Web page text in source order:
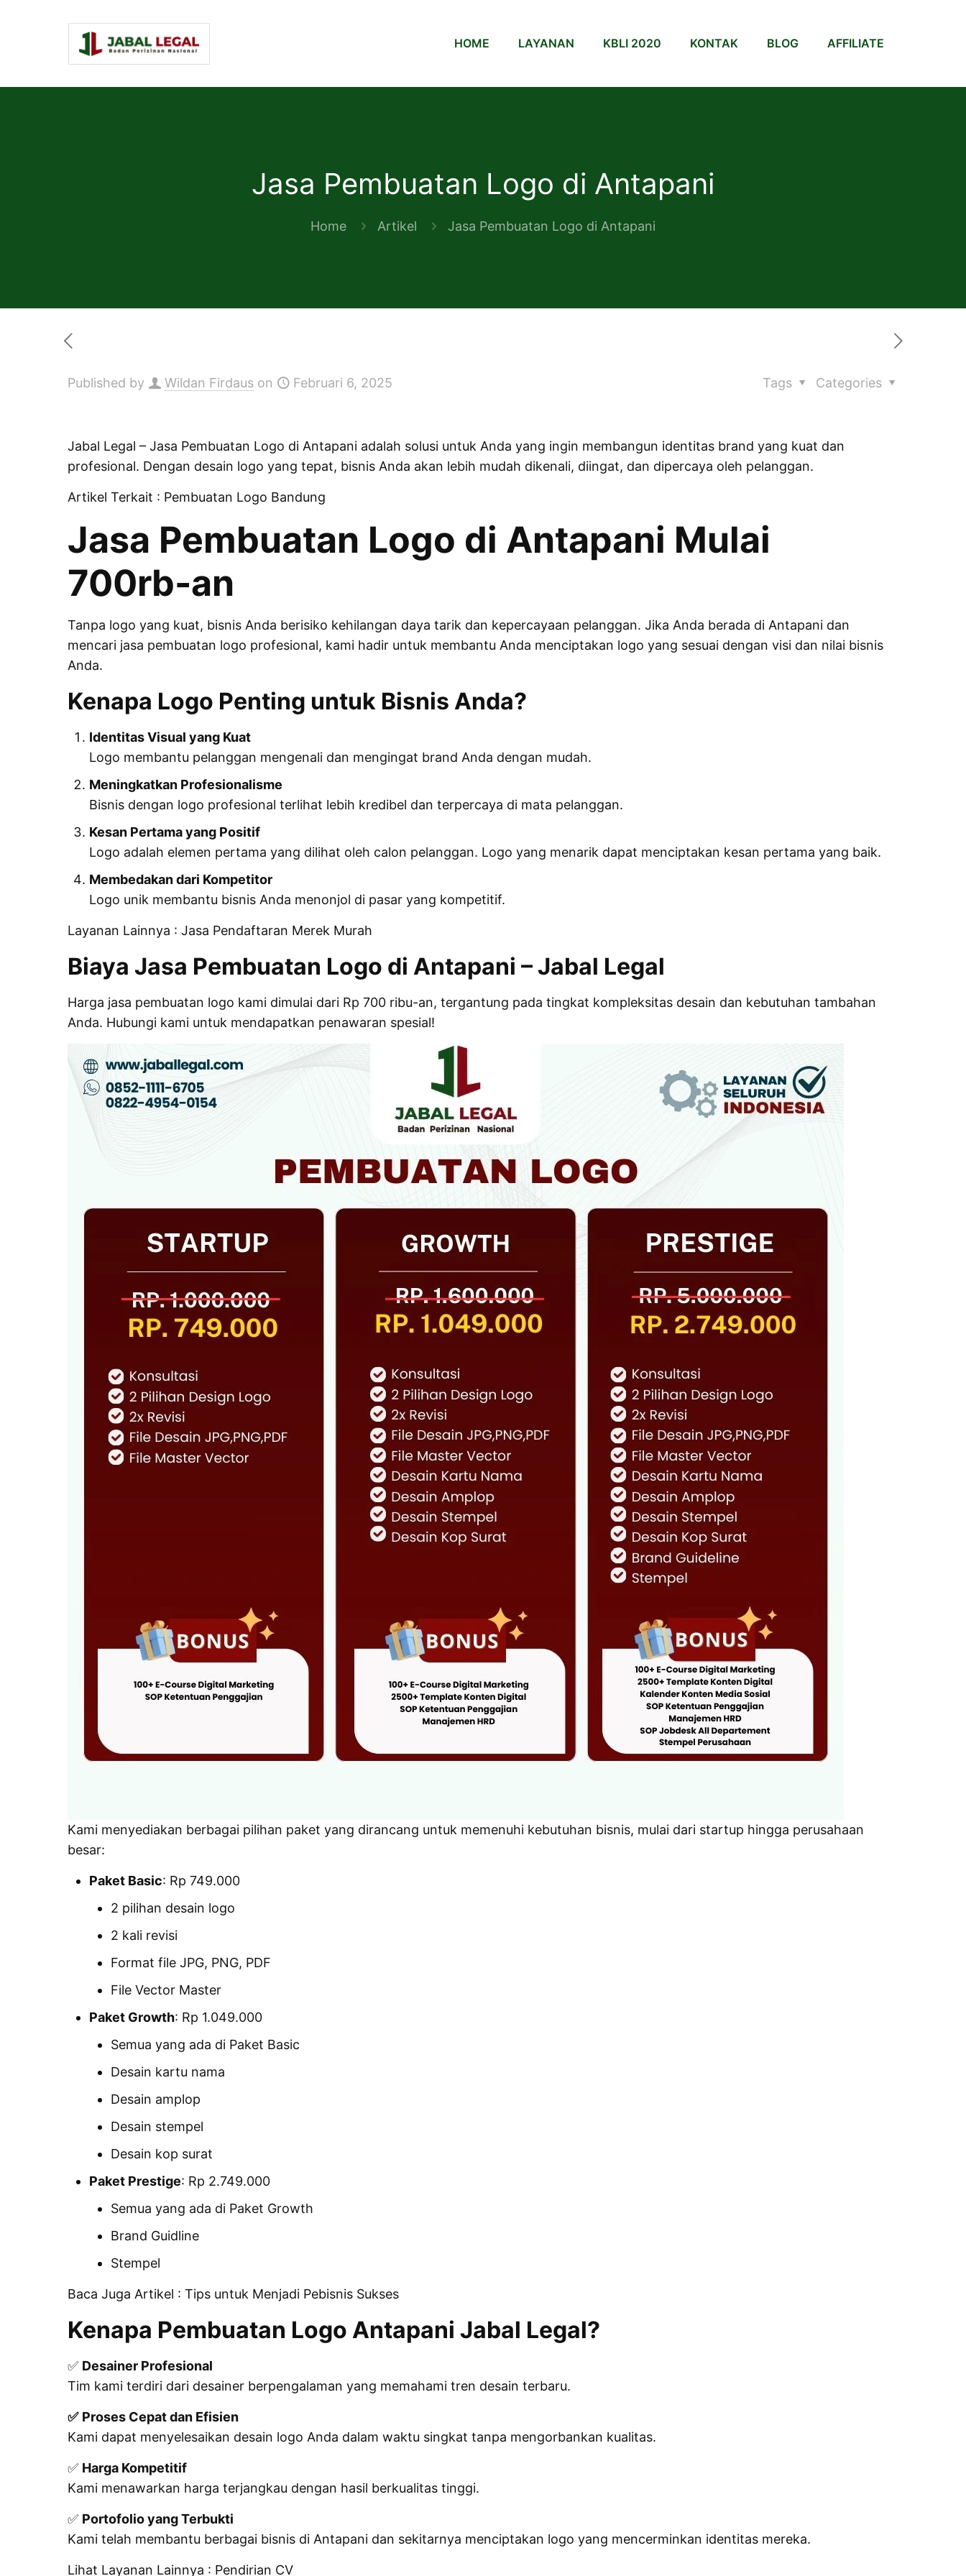
HOME LAYANAN KBLI 2020 KONTAK BLOG AFFILIATE
Jasa Pembuatan Logo di Antapani
Home Artikel Jasa Pembuatan Logo di Antapani
Published by Wildan Firdaus on Februari 6, 2025 Categories
Tags
Jabal Legal – Jasa Pembuatan Logo di Antapani adalah solusi untuk Anda yang ingin membangun identitas brand yang kuat dan
profesional. Dengan desain logo yang tepat, bisnis Anda akan lebih mudah dikenali, diingat, dan dipercaya oleh pelanggan.
Artikel Terkait : Pembuatan Logo Bandung
Jasa Pembuatan Logo di Antapani Mulai
700rb-an
Tanpa logo yang kuat, bisnis Anda berisiko kehilangan daya tarik dan kepercayaan pelanggan. Jika Anda berada di Antapani dan
mencari jasa pembuatan logo profesional, kami hadir untuk membantu Anda menciptakan logo yang sesuai dengan visi dan nilai bisnis
Anda.
Kenapa Logo Penting untuk Bisnis Anda?
Identitas Visual yang Kuat
Logo membantu pelanggan mengenali dan mengingat brand Anda dengan mudah.
Meningkatkan Profesionalisme
Bisnis dengan logo profesional terlihat lebih kredibel dan terpercaya di mata pelanggan.
Kesan Pertama yang Positif
Logo adalah elemen pertama yang dilihat oleh calon pelanggan. Logo yang menarik dapat menciptakan kesan pertama yang baik.
Membedakan dari Kompetitor
Logo unik membantu bisnis Anda menonjol di pasar yang kompetitif.
Layanan Lainnya : Jasa Pendaftaran Merek Murah
Biaya Jasa Pembuatan Logo di Antapani – Jabal Legal
Harga jasa pembuatan logo kami dimulai dari Rp 700 ribu-an, tergantung pada tingkat kompleksitas desain dan kebutuhan tambahan
Anda. Hubungi kami untuk mendapatkan penawaran spesial!
Kami menyediakan berbagai pilihan paket yang dirancang untuk memenuhi kebutuhan bisnis, mulai dari startup hingga perusahaan
besar:
Paket Basic: Rp 749.000
2 pilihan desain logo
2 kali revisi
Format file JPG, PNG, PDF
File Vector Master
Paket Growth: Rp 1.049.000
Semua yang ada di Paket Basic
Desain kartu nama
Desain amplop
Desain stempel
Desain kop surat
Paket Prestige: Rp 2.749.000
Semua yang ada di Paket Growth
Brand Guidline
Stempel
Baca Juga Artikel : Tips untuk Menjadi Pebisnis Sukses
Kenapa Pembuatan Logo Antapani Jabal Legal?
✅ Desainer Profesional
Tim kami terdiri dari desainer berpengalaman yang memahami tren desain terbaru.
✅ Proses Cepat dan Efisien
Kami dapat menyelesaikan desain logo Anda dalam waktu singkat tanpa mengorbankan kualitas.
✅ Harga Kompetitif
Kami menawarkan harga terjangkau dengan hasil berkualitas tinggi.
✅ Portofolio yang Terbukti
Kami telah membantu berbagai bisnis di Antapani dan sekitarnya menciptakan logo yang mencerminkan identitas mereka.
Lihat Layanan Lainnya : Pendirian CV